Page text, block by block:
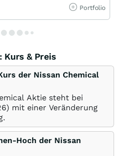
Portfolio
Kurs & Preis
der Nissan Chemical
Aktie steht bei
) mit einer Veränderung
Hoch der Nissan